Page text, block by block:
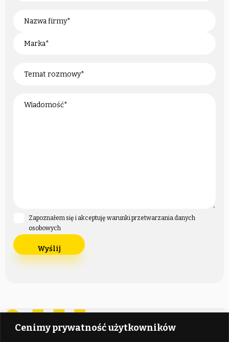
Cenimy prywatność użytkowników
Zapoznałem się i akceptuję warunki przetwarzania danych
osobowych